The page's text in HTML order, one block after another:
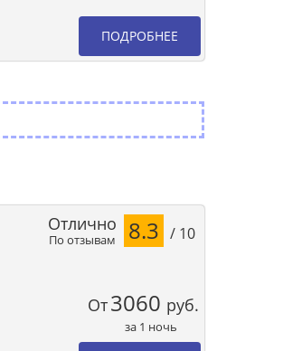
ПОДРОБНЕЕ
По отзывам
Отлично 8.3 / 10
От3060 руб.
за 1 ночь